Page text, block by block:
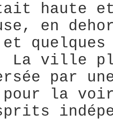
haute
en
quelques
La ville
par
pour la